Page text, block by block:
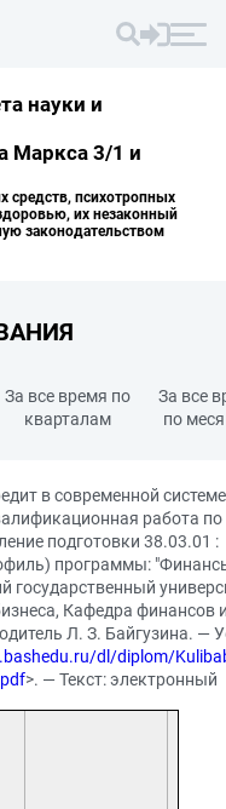
науки и
Маркса 3/1 и
средств, психотропных
их незаконный
законодательством
За все время по
кварталам
За все
по
в современной системе
работа по
подготовки 38.03.01 :
программы:
государственный
Кафедра финансов
Л. З. Байгузина. —
dl/diplom/
>. — Текст: электронный